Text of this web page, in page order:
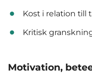
Kost i relation till
Kritisk
Motivation,